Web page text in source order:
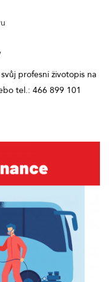
profesní životopis na
tel.: 466 899 101